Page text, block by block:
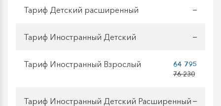
Тариф Детский расширенный —
Тариф Иностранный Детский —
Тариф Иностранный Взрослый
64 795
76 230
Тариф Иностранный Детский Расширенный —